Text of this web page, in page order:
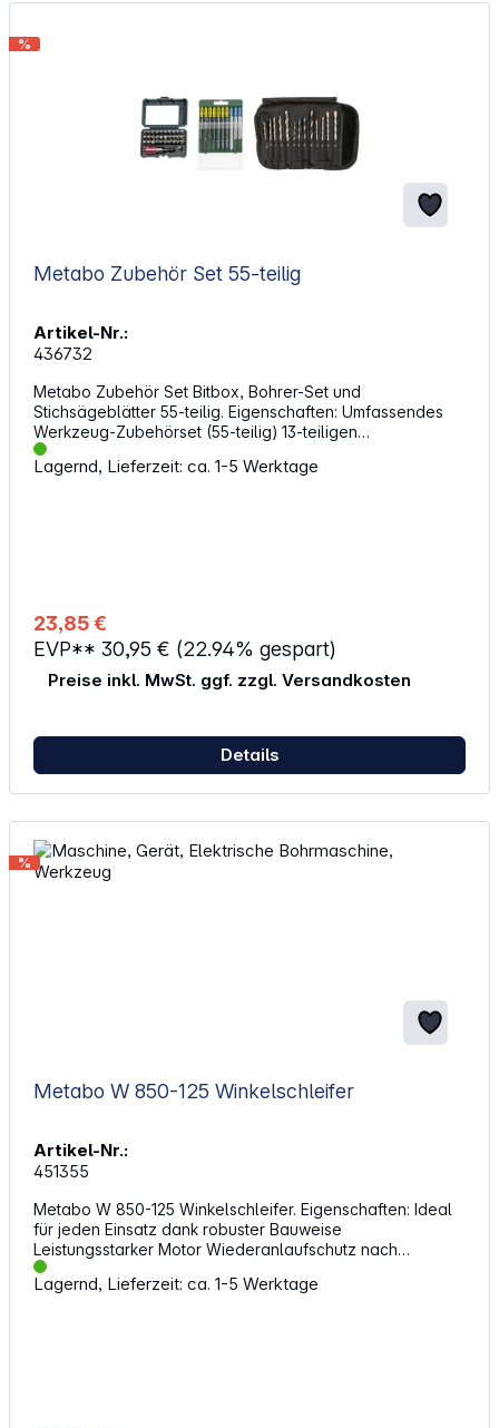
%
Metabo Zubehör Set 55-teilig
Artikel-Nr.:
436732
Metabo Zubehör Set Bitbox, Bohrer-Set und
Stichsägeblätter 55-teilig. Eigenschaften: Umfassendes
Werkzeug-Zubehörset (55-teilig) 13-teiligen
Bohrersortiment (Rolltasche) 10 Stichsägeblättern Bit-Box
mit 32 Teilen
Lagernd, Lieferzeit: ca. 1-5 Werktage
23,85 €
EVP** 30,95 € (22.94% gespart)
Preise inkl. MwSt. ggf. zzgl. Versandkosten
Details
%
Metabo W 850-125 Winkelschleifer
Artikel-Nr.:
451355
Metabo W 850-125 Winkelschleifer. Eigenschaften: Ideal
für jeden Einsatz dank robuster Bauweise
Leistungsstarker Motor Wiederanlaufschutz nach
Stromunterbrechung Schutzhaube verdrehsicher
Schleifscheibendurchmesser: 125 mm Abgabeleistung:
Lagernd, Lieferzeit: ca. 1-5 Werktage